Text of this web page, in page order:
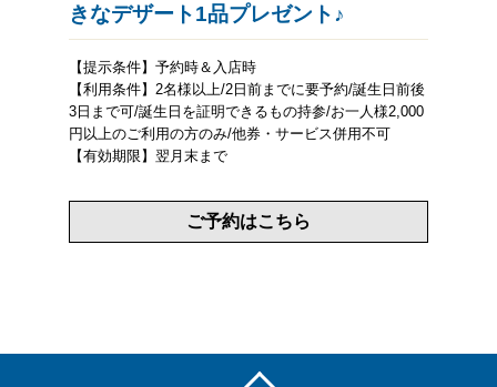
きなデザート1品プレゼント♪
【提示条件】予約時＆入店時
【利用条件】2名様以上/2日前までに要予約/誕生日前後
3日まで可/誕生日を証明できるもの持参/お一人様2,000
円以上のご利用の方のみ/他券・サービス併用不可
【有効期限】翌月末まで
ご予約はこちら